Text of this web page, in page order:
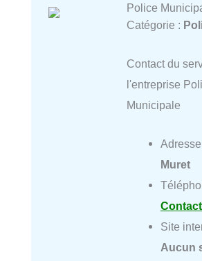
Police
Catégorie :
Contact du
l'entreprise
Municipale
Muret
Site
Aucun